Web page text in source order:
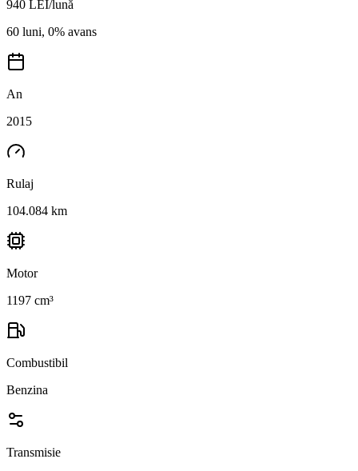
940 LEI/lună
60 luni, 0% avans
An
2015
Rulaj
104.084 km
Motor
1197 cm³
Combustibil
Benzina
Transmisie